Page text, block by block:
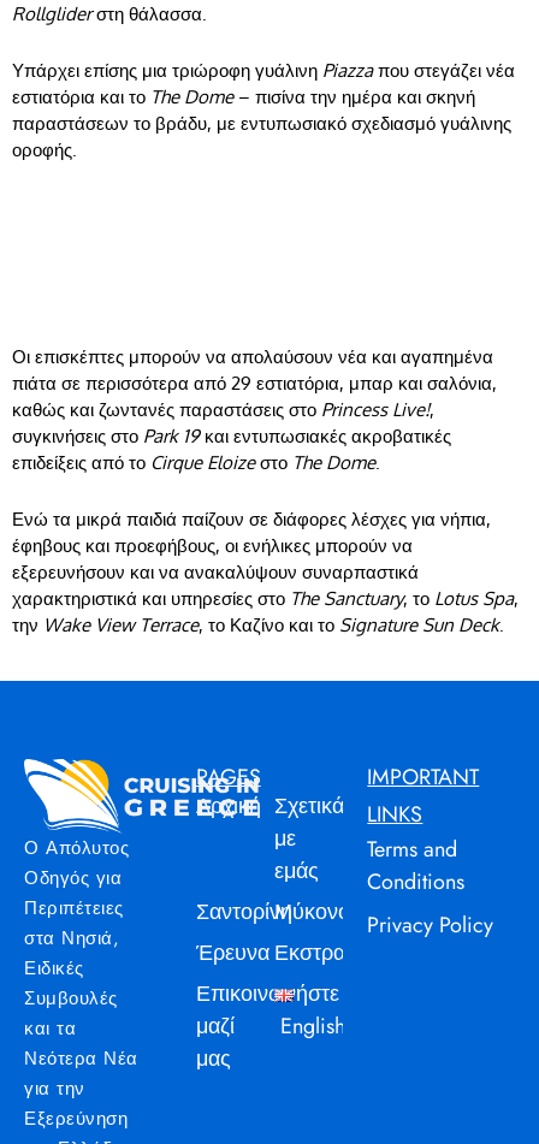
Rollgliderστη θάλασσα.
Υπάρχει επίσης μια τριώροφη γυάλινη Piazzaπου στεγάζει νέα
εστιατόρια και το The Dome– πισίνα την ημέρα και σκηνή
παραστάσεων το βράδυ, με εντυπωσιακό σχεδιασμό γυάλινης
οροφής.
Οι επισκέπτες μπορούν να απολαύσουν νέα και αγαπημένα
πιάτα σε περισσότερα από 29 εστιατόρια, μπαρ και σαλόνια,
καθώς και ζωντανές παραστάσεις στο Princess Live!,
συγκινήσεις στο Park 19και εντυπωσιακές ακροβατικές
επιδείξεις από το Cirque Eloizeστο The Dome.
Ενώ τα μικρά παιδιά παίζουν σε διάφορες λέσχες για νήπια,
έφηβους και προεφήβους, οι ενήλικες μπορούν να
εξερευνήσουν και να ανακαλύψουν συναρπαστικά
χαρακτηριστικά και υπηρεσίες στο The Sanctuary, το Lotus Spa,
την Wake View Terrace, το Καζίνο και το Signature Sun Deck.
Ο Απόλυτος
Οδηγός για
Περιπέτειες
στα Νησιά,
Ειδικές
Συμβουλές
και τα
Νεότερα Νέα
για την
Εξερεύνηση
PAGES
Αρχική Σχετικά
με
εμάς
ΣαντορίνηΜύκονος
Έρευνα Εκστρατεία
Επικοινωνήστε
μαζί
μας
English
IMPORTANT
LINKS
Terms and
Conditions
Privacy Policy